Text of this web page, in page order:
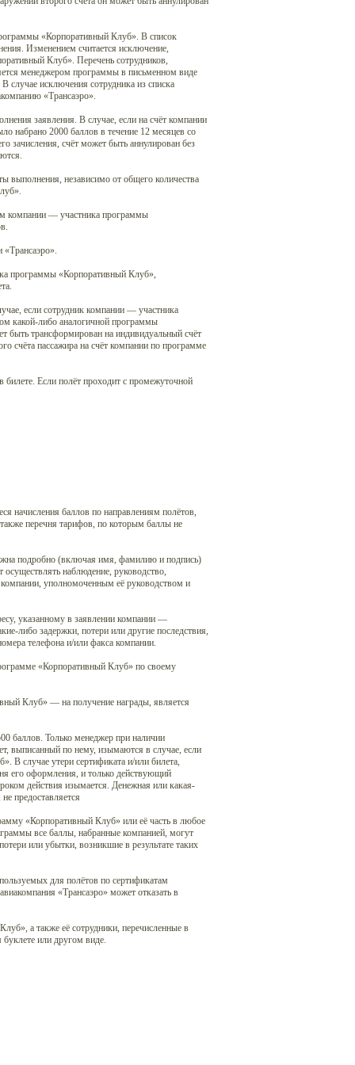
«Корпоративный Клуб». В список
Изменением считается исключение,
Клуб». Перечень сотрудников,
менеджером программы в письменном виде
случае исключения сотрудника из списка
«Трансаэро».
заявления. В случае, если на счёт компании
набрано 2000 баллов в течение 12 месяцев со
зачисления, счёт может быть аннулирован без
выполнения, независимо от общего количества
компании — участника программы
программы «Корпоративный Клуб»,
если сотрудник компании — участника
какой-либо аналогичной программы
быть трансформирован на индивидуальный счёт
счёта пассажира на счёт компании по программе
билете. Если полёт проходит с промежуточной
начисления баллов по направлениям полётов,
перечня тарифов, по которым баллы не
подробно (включая имя, фамилию и подпись)
наблюдение, руководство,
уполномоченным её руководством и
указанному в заявлении компании —
либо задержки, потери или другие последствия,
телефона и/или факса компании.
«Корпоративный Клуб» по своему
Клуб» — на получение награды, является
баллов. Только менеджер при наличии
выписанный по нему, изымаются в случае, если
В случае утери сертификата и/или билета,
его оформления, и только действующий
действия изымается. Денежная или какая-
предоставляется
«Корпоративный Клуб» или её часть в любое
все баллы, набранные компанией, могут
или убытки, возникшие в результате таких
для полётов по сертификатам
«Трансаэро» может отказать в
а также её сотрудники, перечисленные в
или другом виде.